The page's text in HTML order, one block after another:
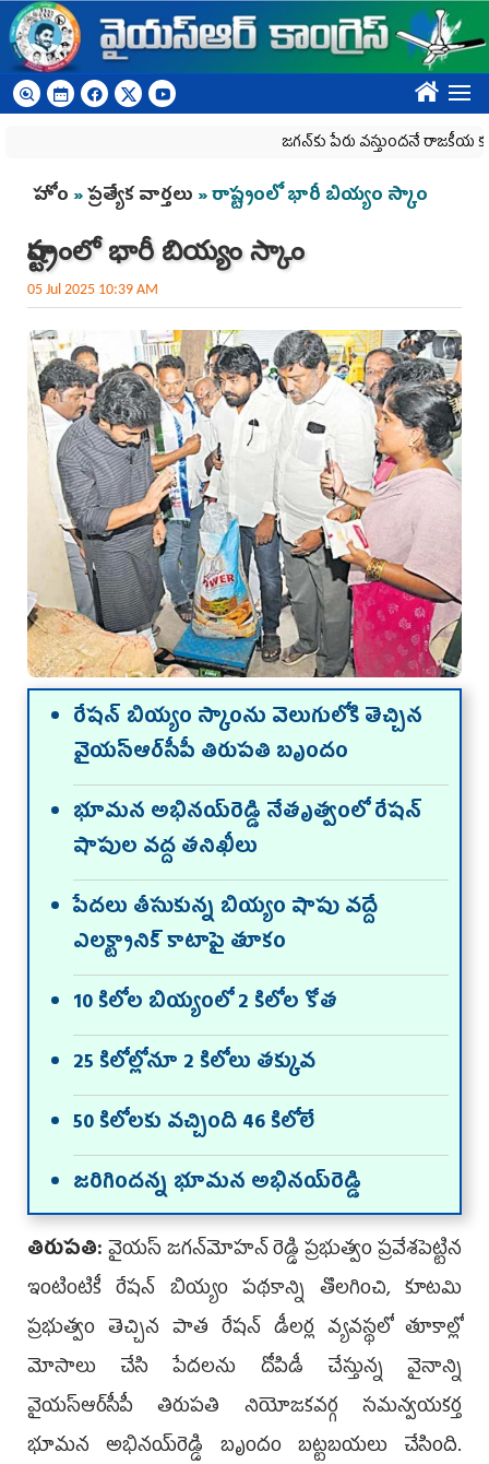
Skip to main content
????
జగన్‌కు పేరు వస్తుందనే రాజకీయ కక్షతో దిశ
You are here
హోం »ప్రత్యేక వార్తలు » రాష్ట్రంలో భారీ బియ్యం స్కాం
రాష్ట్రంలో భారీ బియ్యం స్కాం
05 Jul 2025 10:39 AM
రేషన్‌ బియ్యం స్కాంను వెలుగులోకి తెచ్చిన
వైయ‌స్ఆర్‌సీపీ తిరుపతి బృందం
భూమన అభినయ్‌రెడ్డి నేతృత్వంలో రేషన్‌
షాపుల వద్ద తనిఖీలు
పేదలు తీసుకున్న బియ్యం షాపు వద్దే
ఎలక్ట్రానిక్‌ కాటాపై తూకం
10 కిలోల బియ్యంలో 2 కిలోల కోత
25 కిలోల్లోనూ 2 కిలోలు తక్కువ
50 కిలోలకు వచ్చింది 46 కిలోలే
జరిగిందన్న భూమన అభినయ్‌రెడ్డి
తిరుపతి:వైయ‌స్‌ జగన్‌మోహన్‌ రెడ్డి ప్రభుత్వం ప్రవేశపెట్టిన
ఇంటింటికీ రేషన్‌ బియ్యం పథకాన్ని తొలగించి, కూటమి
ప్రభుత్వం తెచ్చిన పాత రేషన్‌ డీలర్ల వ్యవస్థలో తూకాల్లో
మోసాలు చేసి పేదలను దోపిడీ చేస్తున్న వైనాన్ని
వైయ‌స్ఆర్‌సీపీ తిరుపతి నియోజకవర్గ సమన్వయకర్త
భూమన అభినయ్‌రెడ్డి బృందం బట్టబయలు చేసింది.